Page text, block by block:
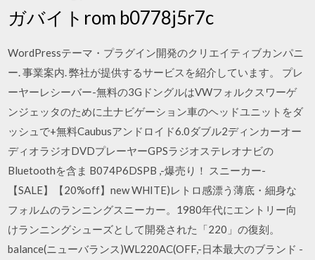
ガバイトrom b0778j5r7c
WordPressテーマ・プラグイン開発のクリエイティブカンパニ
ー. 事業案内. 弊社が提供するサービスを紹介しています。 プレ
ーヤーレシーバー-無料の3GドングルはVWフォルクスワーゲ
ンジェッタのために土ナビゲーション車のヘッドユニットをダ
ッシュで+無料Caubusアンドロイド6.0ダブル2ディンカーオー
ディオラジオDVDプレーヤーGPSラジオステレオナビの
Bluetoothを含ま B074P6DSPB ,-爆売り！ スニーカー-
【SALE】【20%off】new WHITE)レトロ感漂う薄底・細身な
フォルムのランニングスニーカー。1980年代にエントリー向
けランニングシューズとして開発された「220」の復刻。
balance(ニューバランス)WL220AC(OFF,-日本最大のブランド -